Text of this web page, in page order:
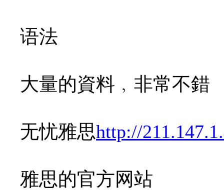
语法
大量的資料﹐非常不錯
无忧雅思http://
雅思的官方网站